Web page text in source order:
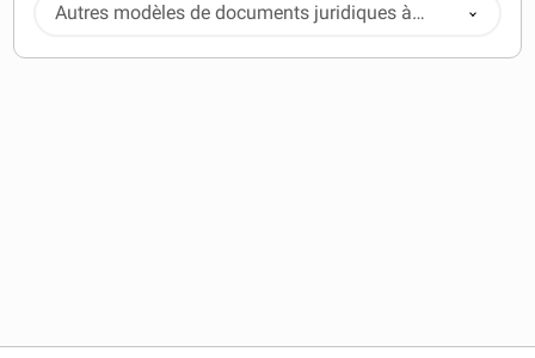
Autres modèles de documents juridiques à
télécharger